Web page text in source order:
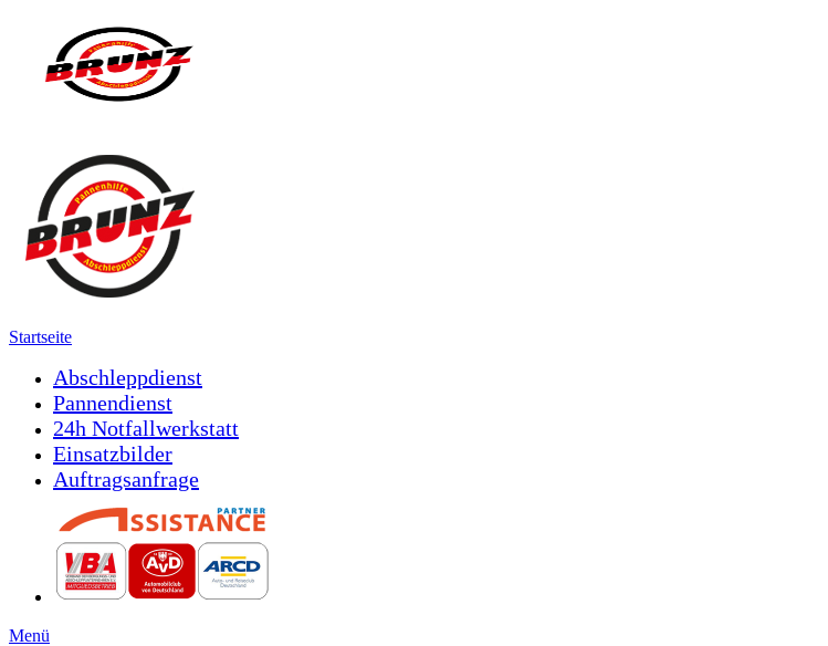
Startseite
Abschleppdienst
Pannendienst
24h Notfallwerkstatt
Einsatzbilder
Auftragsanfrage
Menü